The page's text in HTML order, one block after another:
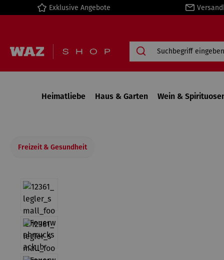
Zur Hauptnavigation springen
Exklusive Angebote
Heimatliebe Haus & Garten Wein &
Freizeit & Gesundheit
Bildergalerie überspringen